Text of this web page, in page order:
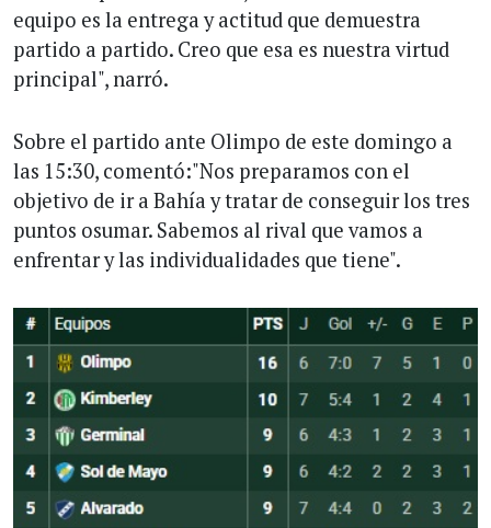
equipo es la entrega y actitud que demuestra
partido a partido. Creo que esa es nuestra virtud
principal", narró.
Sobre el partido ante Olimpo de este domingo a
las 15:30, comentó:"Nos preparamos con el
objetivo de ir a Bahía y tratar de conseguir los tres
puntos osumar. Sabemos al rival que vamos a
enfrentar y las individualidades que tiene".